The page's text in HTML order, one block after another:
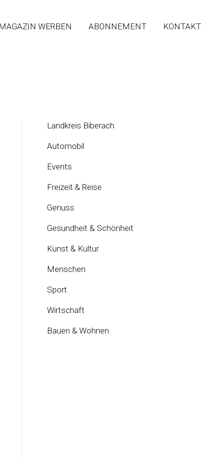
WERBEN ABONNEMENT KONTAKT
Landkreis Biberach
Automobil
Events
Freizeit & Reise
Genuss
Gesundheit & Schönheit
Kunst & Kultur
Menschen
Sport
Wirtschaft
Bauen & Wohnen